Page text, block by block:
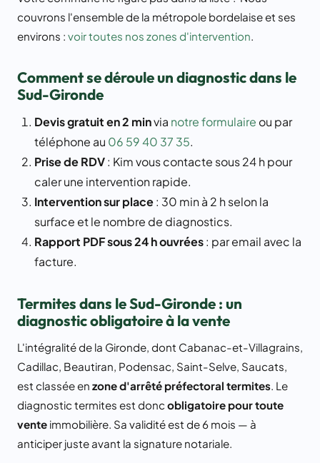
couvrons l'ensemble de la métropole bordelaise et ses
environs : voir toutes nos zones d'intervention
Comment se déroule un diagnostic dans le
Sud-Gironde
Devis gratuit en 2 minvia notre formulaire ou par
téléphone au 06 59 40 37 35.
Prise de RDV: Kim vous contacte sous 24 h pour
caler une intervention rapide.
Intervention sur place: 30 min à 2 h selon la
surface et le nombre de diagnostics.
Rapport PDF sous 24 h ouvrées: par email avec la
facture.
Termites dans le Sud-Gironde : un
diagnostic obligatoire à la vente
L'intégralité de la Gironde, dont Cabanac-et-Villagrains,
Cadillac, Beautiran, Podensac, Saint-Selve, Saucats,
est classée en zone d'arrêté préfectoral termites. Le
diagnostic termites est donc obligatoire pour toute
vente immobilière. Sa validité est de 6 mois — à
anticiper juste avant la signature notariale.